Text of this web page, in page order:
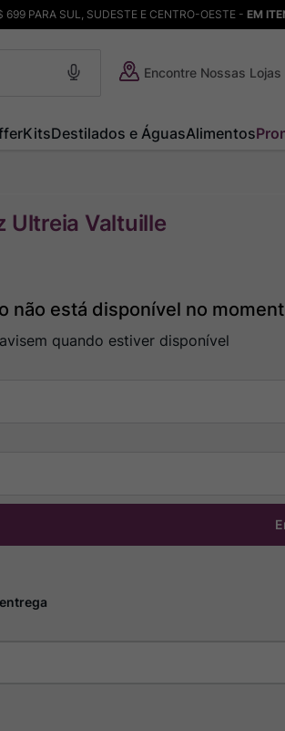
PARA SUL, SUDESTE E CENTRO-OESTE - EM
Encontre Nossas Lojas
KitsDestilados e ÁguasAlimentos
Ultreia Valtuille
não está disponível no
quando estiver disponível